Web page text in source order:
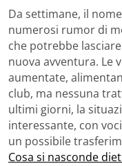
Da settimane, il
numerosi rumor di
che potrebbe
nuova avventura. Le
aumentate,
club, ma nessuna
ultimi giorni, la
interessante, con
un possibile
Cosa si nasconde